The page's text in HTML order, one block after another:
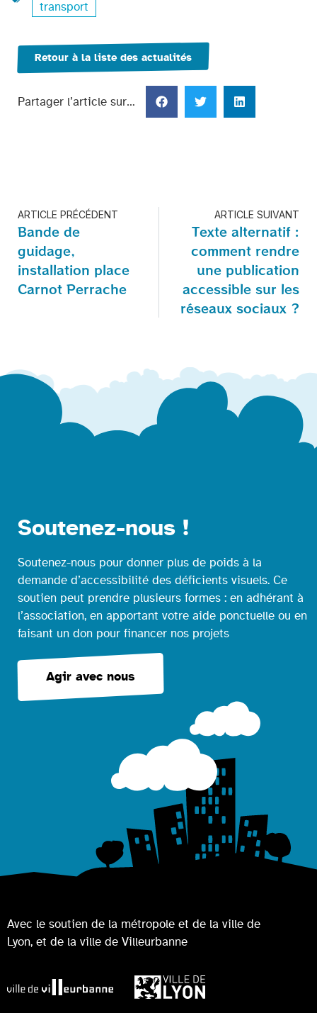
transport
Retour à la liste des actualités
Partager l’article sur…
ARTICLE PRÉCÉDENT
Bande de
guidage,
installation place
Carnot Perrache
ARTICLE SUIVANT
Texte alternatif :
comment rendre
une publication
accessible sur les
réseaux sociaux ?
Soutenez-nous !
Soutenez-nous pour donner plus de poids à la
demande d’accessibilité des déficients visuels. Ce
soutien peut prendre plusieurs formes : en adhérant à
l’association, en apportant votre aide ponctuelle ou en
faisant un don pour financer nos projets
Agir avec nous
Avec le soutien de la métropole et de la ville de
Lyon, et de la ville de Villeurbanne